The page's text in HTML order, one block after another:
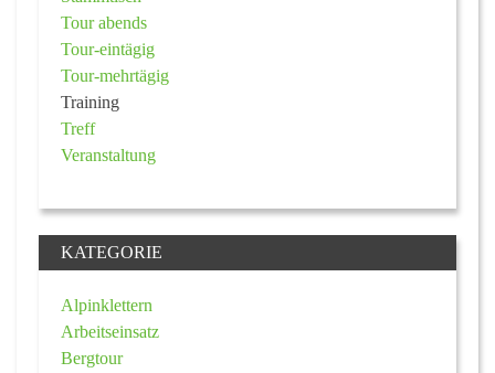
Tour abends
Tour-eintägig
Tour-mehrtägig
Training
Treff
Veranstaltung
KATEGORIE
Alpinklettern
Arbeitseinsatz
Bergtour